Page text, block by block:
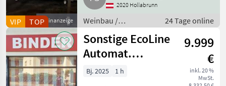
Kleinanzeige
VIP TOP
2020 Hollabrunn
Weinbau /
Kellereimaschinen
24 Tage online
Sonstige EcoLine
Automat.
Zwischenstockmäher
Ostraticky
9.999
€
inkl. 20 %
MwSt.
Bj. 2025
1 h